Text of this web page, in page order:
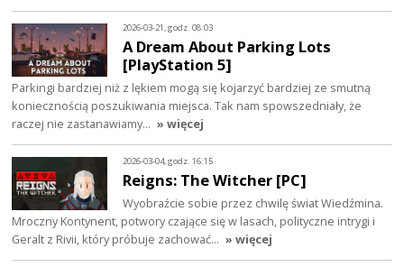
2026-03-21, godz. 08:03
A Dream About Parking Lots
[PlayStation 5]
Parkingi bardziej niż z lękiem mogą się kojarzyć bardziej ze smutną
koniecznością poszukiwania miejsca. Tak nam spowszedniały, że
raczej nie zastanawiamy… » więcej
2026-03-04, godz. 16:15
Reigns: The Witcher [PC]
Wyobraźcie sobie przez chwilę świat Wiedźmina.
Mroczny Kontynent, potwory czające się w lasach, polityczne intrygi i
Geralt z Rivii, który próbuje zachować… » więcej